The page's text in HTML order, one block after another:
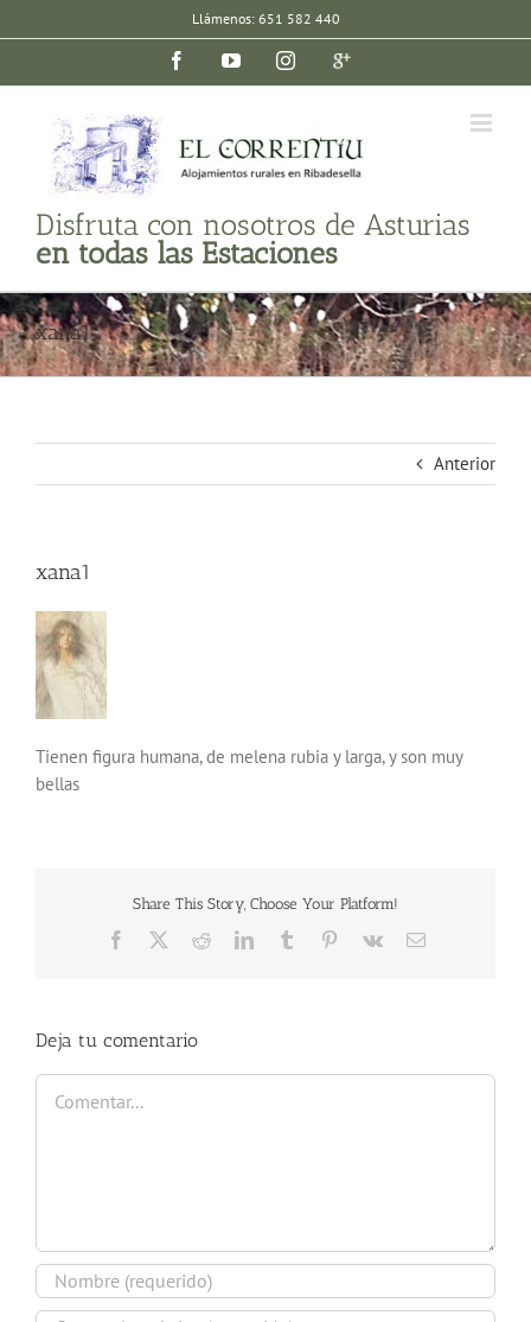
al
Llámenos: 651 582 440
FacebookYouTubeInstagram
Google
Disfruta con nosotros de Asturias
en todas las Estaciones
xana1
Anterior
xana1
Tienen figura humana, de melena rubia y larga, y son muy
bellas
Share This Story, Choose Your Platform!
Facebook RedditLinkedInTumblr Pinterest
Vk
Correo
Deja tu comentario
Comentar